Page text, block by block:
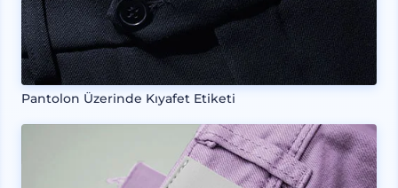
Pantolon Üzerinde Kıyafet Etiketi